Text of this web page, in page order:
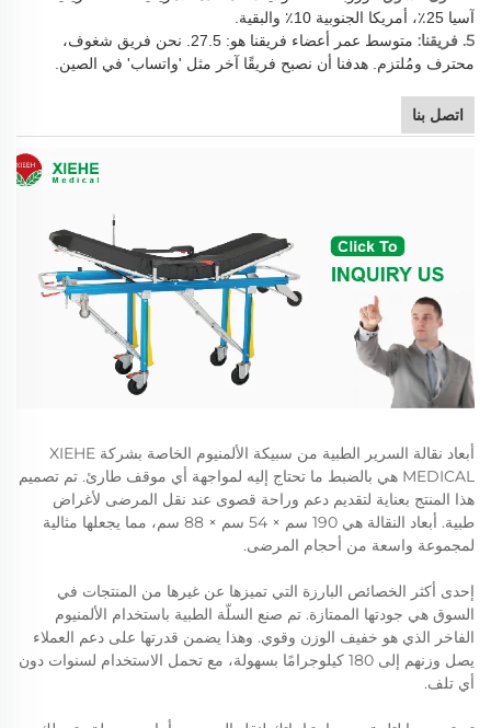
آسيا 25٪، أمريكا الجنوبية 10٪ والبقية.
5. فريقنا:
متوسط عمر أعضاء فريقنا هو: 27.5. نحن فريق شغوف،
محترف ومُلتزم. هدفنا أن نصبح فريقًا آخر مثل 'واتساب' في الصين.
اتصل بنا
أبعاد نقالة السرير الطبية من سبيكة الألمنيوم الخاصة بشركة XIEHE
MEDICAL هي بالضبط ما تحتاج إليه لمواجهة أي موقف طارئ. تم تصميم
هذا المنتج بعناية لتقديم دعم وراحة قصوى عند نقل المرضى لأغراض
طبية. أبعاد النقالة هي 190 سم × 54 سم × 88 سم، مما يجعلها مثالية
لمجموعة واسعة من أحجام المرضى.
إحدى أكثر الخصائص البارزة التي تميزها عن غيرها من المنتجات في
السوق هي جودتها الممتازة. تم صنع السلّة الطبية باستخدام الألمنيوم
الفاخر الذي هو خفيف الوزن وقوي. وهذا يضمن قدرتها على دعم العملاء
يصل وزنهم إلى 180 كيلوجرامًا بسهولة، مع تحمل الاستخدام لسنوات دون
أي تلف.